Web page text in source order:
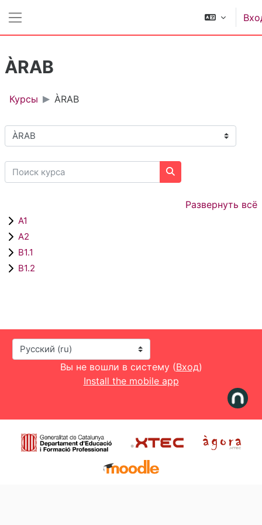
ÀRAB
Курсы ÀRAB
Категории курсов
Поиск курса
Поиск курса
Развернуть всё
A1
A2
B1.1
B1.2
Язык
Вы не вошли в систему (Вход)
Install the mobile app